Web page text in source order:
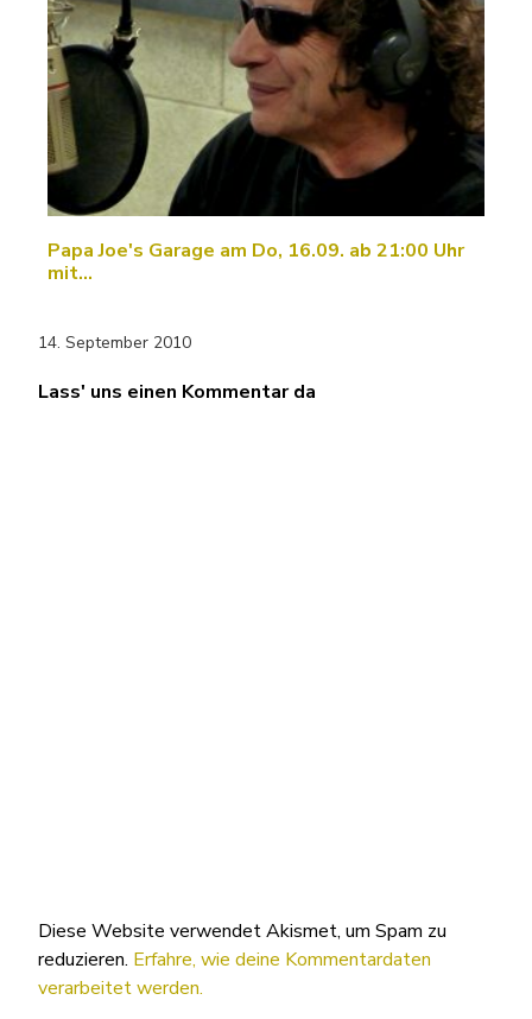
Papa Joe's Garage am Do, 16.09. ab 21:00 Uhr
mit…
14. September 2010
Lass' uns einen Kommentar da
Diese Website verwendet Akismet, um Spam zu
reduzieren. Erfahre, wie deine Kommentardaten
verarbeitet werden.